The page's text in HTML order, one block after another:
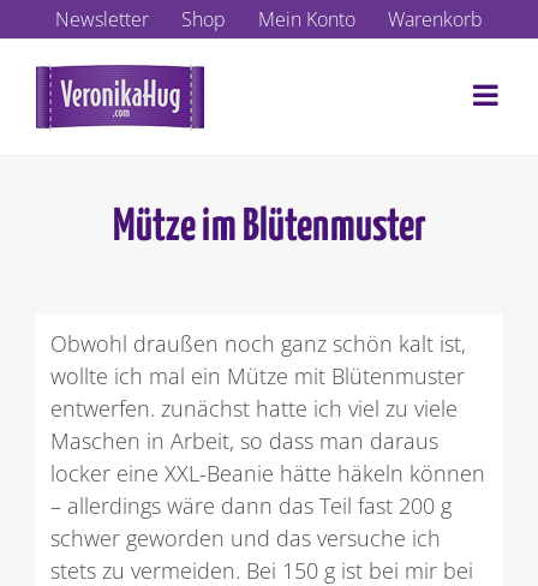
Inhalt
springen
Newsletter Shop Mein Konto Warenkorb
Mütze im Blütenmuster
Obwohl draußen noch ganz schön kalt ist,
wollte ich mal ein Mütze mit Blütenmuster
entwerfen. zunächst hatte ich viel zu viele
Maschen in Arbeit, so dass man daraus
locker eine XXL-Beanie hätte häkeln können
– allerdings wäre dann das Teil fast 200 g
schwer geworden und das versuche ich
stets zu vermeiden. Bei 150 g ist bei mir bei